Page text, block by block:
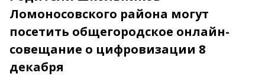
Ломоносовского района могут
посетить общегородское онлайн-
совещание о цифровизации 8
декабря